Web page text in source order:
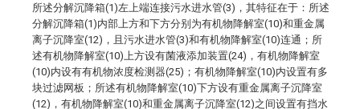
所述分解沉降箱(1)左上端连接污水进水管(3)，其特征在于：所述
分解沉降箱(1)内部上方和下方分别为有机物降解室(10)和重金属
离子沉降室(12)，且污水进水管(3)和有机物降解室(10)连通；所
述有机物降解室(10)上方设有菌液添加装置(24)，有机物降解室
(10)内设有有机物浓度检测器(25)；有机物降解室(10)内设置有多
块过滤网板；所述有机物降解室(10)下方设有重金属离子沉降室
(12)，有机物降解室(10)和重金属离子沉降室(12)之间设置有挡水